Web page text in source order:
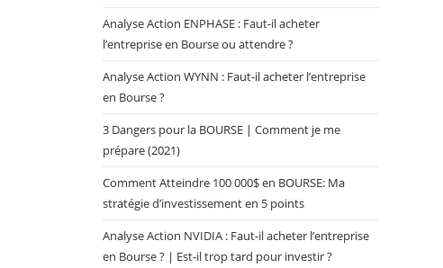
Analyse Action ENPHASE : Faut-il acheter
l’entreprise en Bourse ou attendre ?
Analyse Action WYNN : Faut-il acheter l’entreprise
en Bourse ?
3 Dangers pour la BOURSE | Comment je me
prépare (2021)
Comment Atteindre 100 000$ en BOURSE: Ma
stratégie d’investissement en 5 points
Analyse Action NVIDIA : Faut-il acheter l’entreprise
en Bourse ? | Est-il trop tard pour investir ?